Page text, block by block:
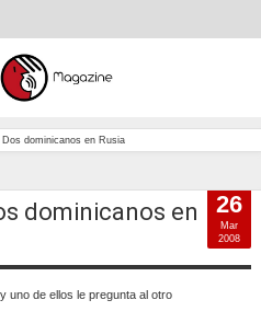
Dos dominicanos en Rusia
dominicanos en
uno de ellos le pregunta al otro
26
Mar
2008